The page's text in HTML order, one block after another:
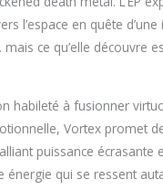
l’espace en quête
ce qu’elle découvre
habileté à fusionner
Vortex promet
puissance écrasante
énergie qui se ressent